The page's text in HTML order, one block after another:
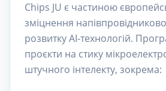
Chips JU є частиною
зміцнення
розвитку AI-технологій.
проєкти на стику
штучного інтелекту, зокрема: